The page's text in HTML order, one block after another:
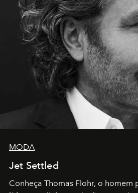
MODA
Jet Settled
Conheça Thomas Flohr, o homem